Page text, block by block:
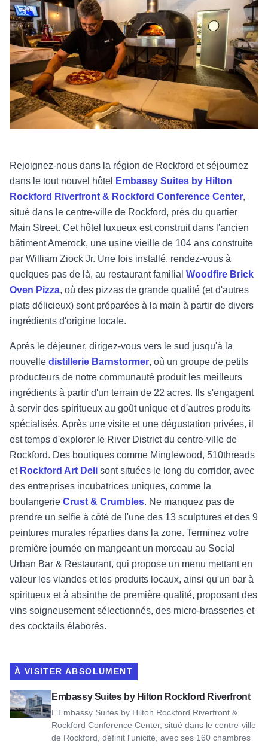
Rejoignez-nous dans la région de Rockford et séjournez
dans le tout nouvel hôtel
Embassy Suites by Hilton
Rockford Riverfront & Rockford Conference Center,
situé dans le centre-ville de Rockford, près du quartier
Main Street. Cet hôtel luxueux est construit dans l'ancien
bâtiment Amerock, une usine vieille de 104 ans construite
par William Ziock Jr. Une fois installé, rendez-vous à
quelques pas de là, au restaurant familial Woodfire Brick
Oven Pizza, où des pizzas de grande qualité (et d'autres
plats délicieux) sont préparées à la main à partir de divers
ingrédients d'origine locale.
Après le déjeuner, dirigez-vous vers le sud jusqu'à la
nouvelle distillerie Barnstormer, où un groupe de petits
producteurs de notre communauté produit les meilleurs
ingrédients à partir d'un terrain de 22 acres. Ils s'engagent
à servir des spiritueux au goût unique et d'autres produits
spécialisés. Après une visite et une dégustation privées, il
est temps d'explorer le River District du centre-ville de
Rockford. Des boutiques comme Minglewood, 510threads
et Rockford Art Deli sont situées le long du corridor, avec
des entreprises incubatrices uniques, comme la
boulangerie Crust & Crumbles. Ne manquez pas de
prendre un selfie à côté de l'une des 13 sculptures et des 9
peintures murales réparties dans la zone. Terminez votre
première journée en mangeant un morceau au Social
Urban Bar & Restaurant, qui propose un menu mettant en
valeur les viandes et les produits locaux, ainsi qu'un bar à
spiritueux et à absinthe de première qualité, proposant des
vins soigneusement sélectionnés, des micro-brasseries et
des cocktails élaborés.
À VISITER ABSOLUMENT
Embassy Suites by Hilton Rockford Riverfront
L'Embassy Suites by Hilton Rockford Riverfront &
Rockford Conference Center, situé dans le centre-ville
de Rockford, définit l'unicité, avec ses 160 chambres
Voir Embassy Suites by Hilton Rockford Riverfront